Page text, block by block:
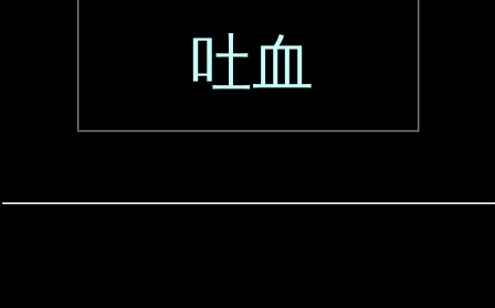
吐血